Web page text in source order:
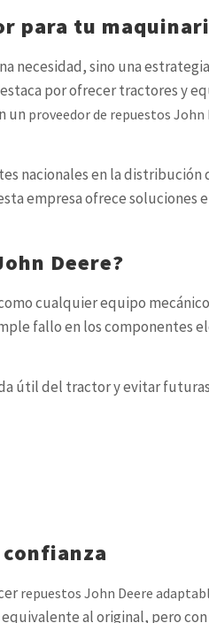
para tu
necesidad, sino una
por ofrecer tractores y
un proveedor de repuestos John
nacionales en la distribución
empresa ofrece soluciones
Deere?
cualquier equipo
fallo en los
útil del tractor y evitar
repuestos John Deere
al original, pero